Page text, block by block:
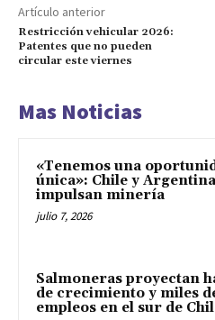
Artículo anterior
Restricción vehicular 2026:
Patentes que no pueden
circular este viernes
Mas Noticias
«Tenemos una
única»: Chile y Argentina
impulsan minería
julio 7, 2026
Salmoneras proyectan
de crecimiento y miles
empleos en el sur de